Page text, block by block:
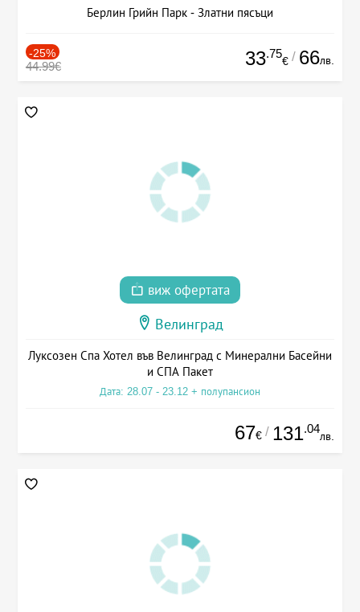
Берлин Грийн Парк - Златни пясъци
-25%
44.99€ 33.75
€ / 66лв.
виж офертата
Велинград
Луксозен Спа Хотел във Велинград с Минерални Басейни
и СПА Пакет
Дата: 28.07 - 23.12 + полупансион
67€ / 131.04
лв.